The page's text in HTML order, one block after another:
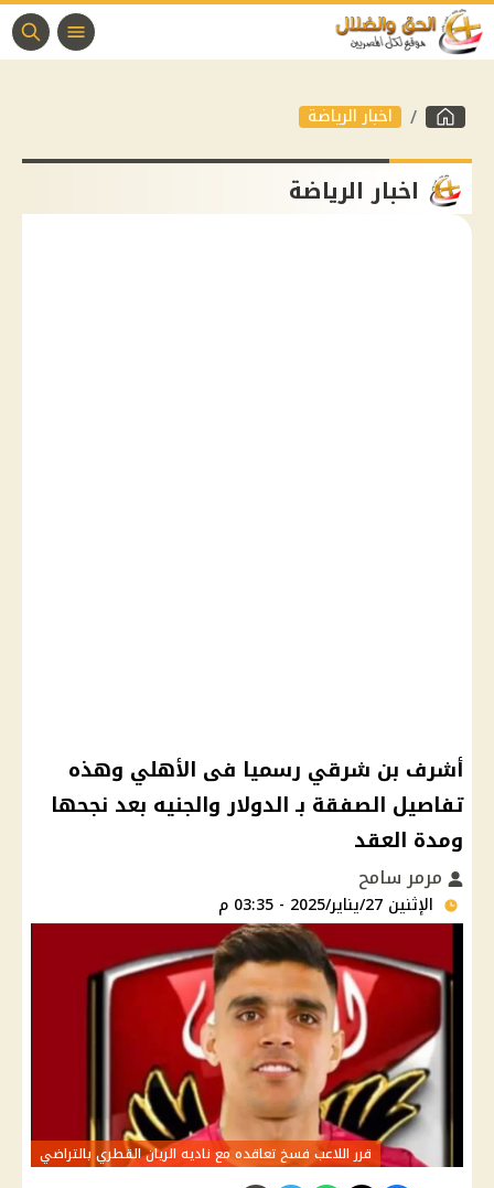
اخبار الرياضة
اخبار الرياضة
أشرف بن شرقي رسميا فى الأهلي وهذه
تفاصيل الصفقة بـ الدولار والجنيه بعد نجحها
ومدة العقد
مرمر سامح
الإثنين 27/يناير/2025 - 03:35 م
قرر اللاعب فسخ تعاقده مع ناديه الريان القطري بالتراضي